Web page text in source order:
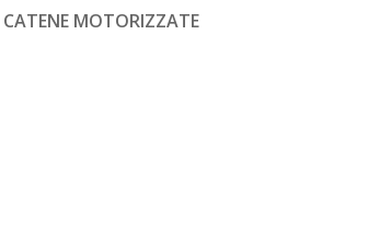
CATENE MOTORIZZATE